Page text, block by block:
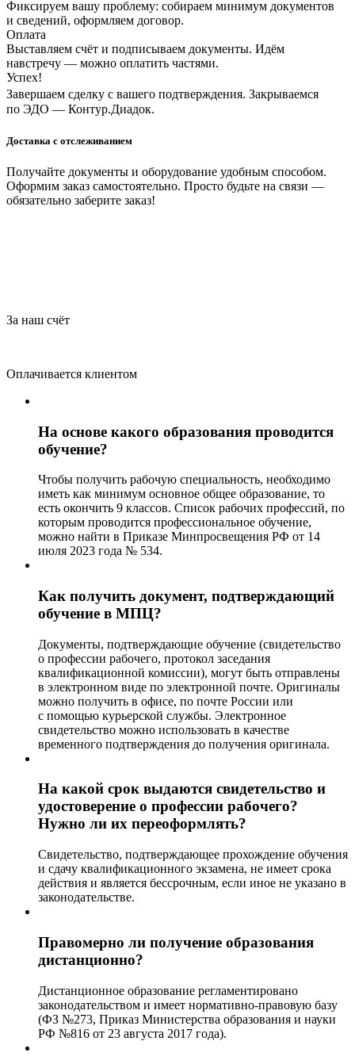
Фиксируем вашу проблему: собираем минимум документов
и сведений, оформляем договор.
Оплата
Выставляем счёт и подписываем документы. Идём
навстречу — можно оплатить частями.
Успех!
Завершаем сделку с вашего подтверждения. Закрываемся
по ЭДО — Контур.Диадок.
Доставка с отслеживанием
Получайте документы и оборудование удобным способом.
Оформим заказ самостоятельно. Просто будьте на связи —
обязательно заберите заказ!
За наш счёт
Оплачивается клиентом
На основе какого образования проводится
обучение?
Чтобы получить рабочую специальность, необходимо
иметь как минимум основное общее образование, то
есть окончить 9 классов. Список рабочих профессий, по
которым проводится профессиональное обучение,
можно найти в Приказе Минпросвещения РФ от 14
июля 2023 года № 534.
Как получить документ, подтверждающий
обучение в МПЦ?
Документы, подтверждающие обучение (свидетельство
о профессии рабочего, протокол заседания
квалификационной комиссии), могут быть отправлены
в электронном виде по электронной почте. Оригиналы
можно получить в офисе, по почте России или
с помощью курьерской службы. Электронное
свидетельство можно использовать в качестве
временного подтверждения до получения оригинала.
На какой срок выдаются свидетельство и
удостоверение о профессии рабочего?
Нужно ли их переоформлять?
Свидетельство, подтверждающее прохождение обучения
и сдачу квалификационного экзамена, не имеет срока
действия и является бессрочным, если иное не указано в
законодательстве.
Правомерно ли получение образования
дистанционно?
Дистанционное образование регламентировано
законодательством и имеет нормативно-правовую базу
(ФЗ №273, Приказ Министерства образования и науки
РФ №816 от 23 августа 2017 года).